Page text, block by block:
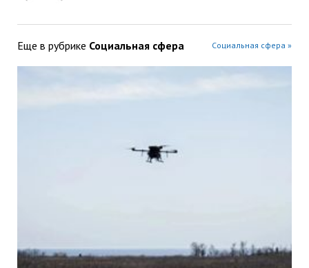
Еще в рубрике Социальная сфера Социальная сфера »